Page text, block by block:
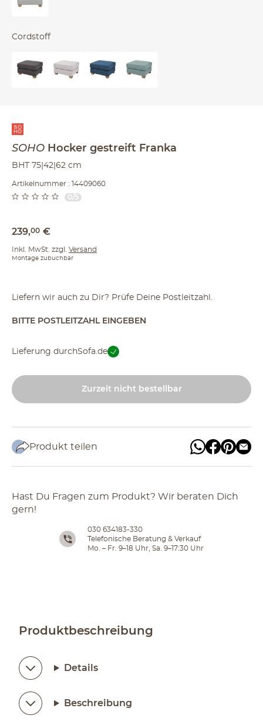
SOHO Hocker gestreift Franka
BHT 75|42|62 cm
Artikelnummer : 14409060
0/5
239,00 €
Inkl. MwSt. zzgl. Versand
Montage zubuchbar
Cordstoff
Liefern wir auch zu Dir? Prüfe Deine Postleitzahl.
BITTE POSTLEITZAHL EINGEBEN
Lieferung durchSofa.de
Zurzeit nicht bestellbar
Produkt teilen
Hast Du Fragen zum Produkt? Wir beraten Dich
gern!
030 634183-330
Telefonische Beratung & Verkauf
Mo. – Fr. 9–18 Uhr, Sa. 9–17:30 Uhr
Produktbeschreibung
Details
Beschreibung